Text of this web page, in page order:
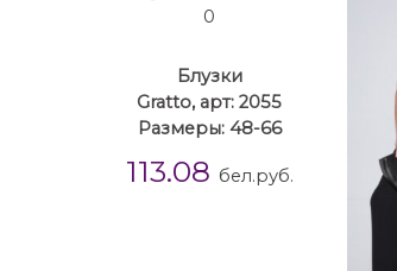
Блузки
Gratto, арт: 2055
Размеры: 48-66
113.08 бел.руб.